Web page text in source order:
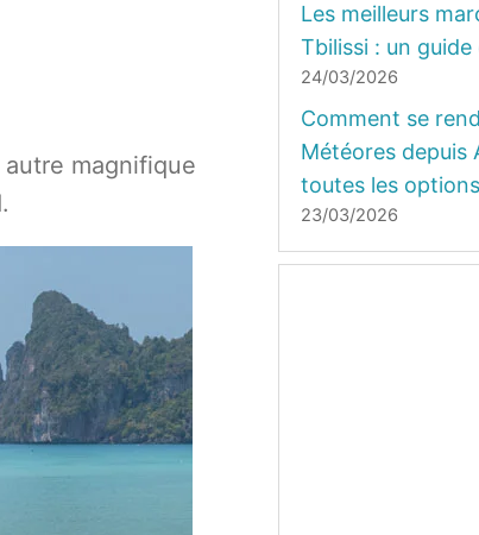
magnifique
Les meilleurs
Tbilissi : un
24/03/2026
Comment se
Météores depuis
toutes les options
23/03/2026